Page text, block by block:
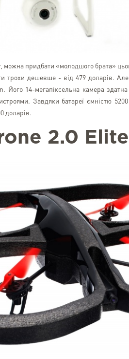
можна придбати «молодшого брата»
трохи дешевше - від 479 доларів.
Його 14-мегапіксельна камера
Завдяки батареї ємністю
доларів.
2.0 Elite